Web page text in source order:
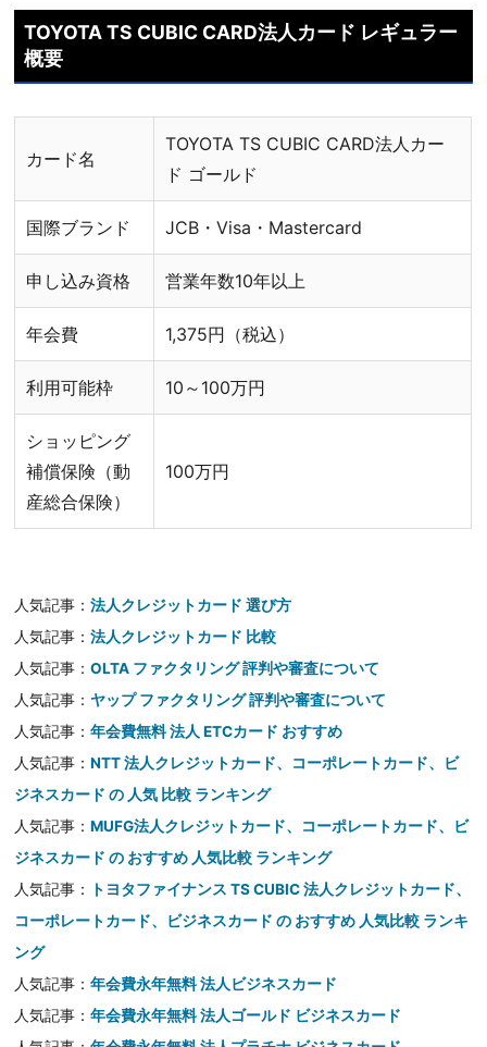
TOYOTA TS CUBIC CARD法人カード レギュラー
概要
カード名
TOYOTA TS CUBIC CARD法人カー
ド ゴールド
国際ブランド JCB・Visa・Mastercard
申し込み資格 営業年数10年以上
年会費 1,375円（税込）
利用可能枠 10～100万円
ショッピング
補償保険（動
産総合保険）
100万円
人気記事：法人クレジットカード 選び方
人気記事：法人クレジットカード 比較
人気記事：OLTA ファクタリング 評判や審査について
人気記事： ヤップ ファクタリング 評判や審査について
人気記事：年会費無料 法人 ETCカード おすすめ
人気記事：NTT 法人クレジットカード、コーポレートカード、ビ
ジネスカード の 人気 比較 ランキング
人気記事：MUFG法人クレジットカード、コーポレートカード、ビ
ジネスカード の おすすめ 人気比較 ランキング
人気記事：
トヨタファイナンス TS CUBIC 法人クレジットカード、
コーポレートカード、ビジネスカード の おすすめ 人気比較 ランキ
ング
人気記事：年会費永年無料 法人ビジネスカード
人気記事：年会費永年無料 法人ゴールド ビジネスカード